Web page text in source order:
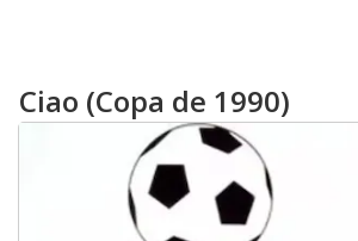
Ciao (Copa de 1990)